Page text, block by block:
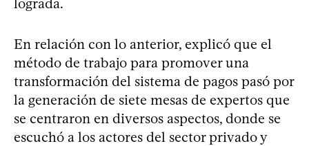
En relación con lo anterior, explicó que el
método de trabajo para promover una
transformación del sistema de pagos pasó por
la generación de siete mesas de expertos que
se centraron en diversos aspectos, donde se
escuchó a los actores del sector privado y